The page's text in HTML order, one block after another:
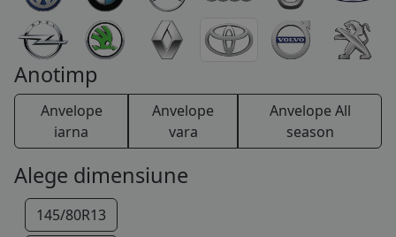
Prius
Proace RAV 4 Starlet
Supra
Urban Cruiser
Verso Yaris Verso
Anotimp
Anvelope
iarna
Anvelope
vara
Anvelope All
season
Alege dimensiune
145/80R13